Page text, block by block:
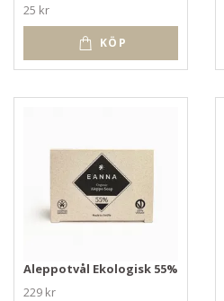
25 kr
KÖP
Aleppotvål Ekologisk 55%
229 kr